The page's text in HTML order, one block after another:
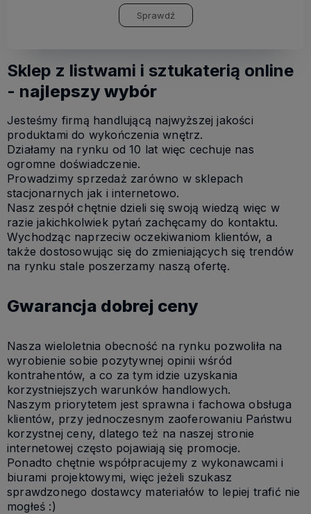
Sprawdź
Sklep z listwami i sztukaterią online
- najlepszy wybór
Jesteśmy firmą handlującą najwyższej jakości
produktami do wykończenia wnętrz.
Działamy na rynku od 10 lat więc cechuje nas
ogromne doświadczenie.
Prowadzimy sprzedaż zarówno w sklepach
stacjonarnych jak i internetowo.
Nasz zespół chętnie dzieli się swoją wiedzą więc w
razie jakichkolwiek pytań zachęcamy do kontaktu.
Wychodząc naprzeciw oczekiwaniom klientów, a
także dostosowując się do zmieniających się trendów
na rynku stale poszerzamy naszą ofertę.
Gwarancja dobrej ceny
Nasza wieloletnia obecność na rynku pozwoliła na
wyrobienie sobie pozytywnej opinii wśród
kontrahentów, a co za tym idzie uzyskania
korzystniejszych warunków handlowych.
Naszym priorytetem jest sprawna i fachowa obsługa
klientów, przy jednoczesnym zaoferowaniu Państwu
korzystnej ceny, dlatego też na naszej stronie
internetowej często pojawiają się promocje.
Ponadto chętnie współpracujemy z wykonawcami i
biurami projektowymi, więc jeżeli szukasz
sprawdzonego dostawcy materiałów to lepiej trafić nie
mogłeś :)